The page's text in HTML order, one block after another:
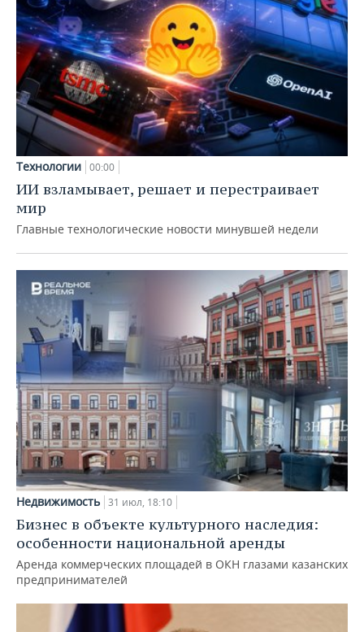
Технологии 00:00
ИИ взламывает, решает и перестраивает
мир
Главные технологические новости минувшей недели
Недвижимость 31 июл, 18:10
Бизнес в объекте культурного наследия:
особенности национальной аренды
Аренда коммерческих площадей в ОКН глазами казанских
предпринимателей